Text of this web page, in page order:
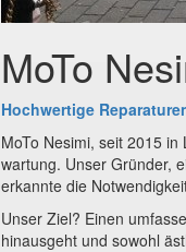
MoTo
Hochwertige
MoTo Nesimi, seit 2015
wartung. Unser Gründer,
erkannte die
Unser Ziel? Einen
hinausgeht und sowohl